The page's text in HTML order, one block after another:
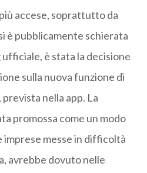
accese, soprattutto da
è pubblicamente schierata
è stata la decisione
sulla nuova funzione di
nella app. La
promossa come un modo
messe in difficoltà
avrebbe dovuto nelle